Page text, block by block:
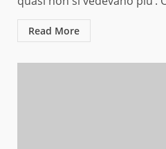
Read More